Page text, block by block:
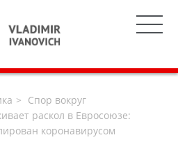
Спор вокруг
раскол в Евросоюзе:
коронавирусом